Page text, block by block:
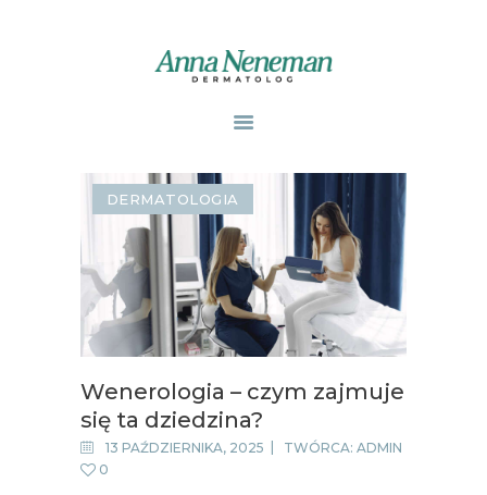
PUBLIKACJE
ZABIEGI
O MNIE
GABINETY
WPISY
KONTAKT
DERMATOLOGIA
Wenerologia – czym zajmuje
się ta dziedzina?
13 PAŹDZIERNIKA, 2025 TWÓRCA: ADMIN
0